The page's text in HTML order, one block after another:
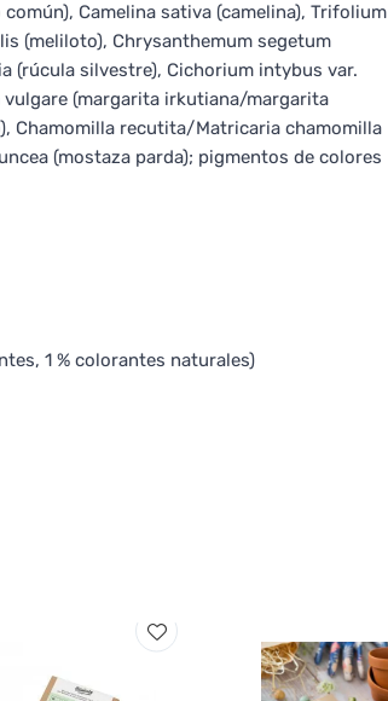
Camelina sativa (camelina), Trifolium
(meliloto), Chrysanthemum segetum
(rúcula silvestre), Cichorium intybus var.
(margarita irkutiana/margarita
Chamomilla recutita/Matricaria chamomilla
(mostaza parda); pigmentos de colores
1 % colorantes naturales)